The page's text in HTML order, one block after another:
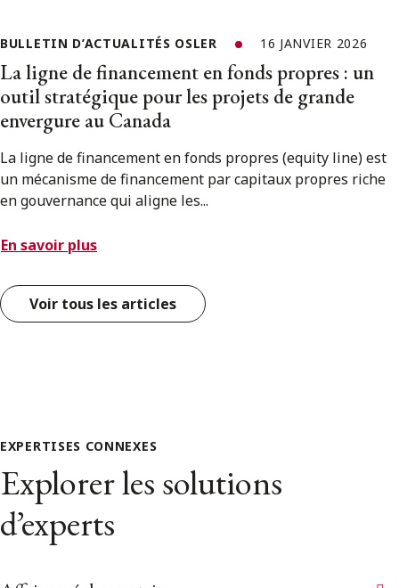
BULLETIN D’ACTUALITÉS OSLER 16 JANVIER 2026
La ligne de financement en fonds propres : un
outil stratégique pour les projets de grande
envergure au Canada
La ligne de financement en fonds propres (equity line) est
un mécanisme de financement par capitaux propres riche
en gouvernance qui aligne les...
En savoir plus
Voir tous les articles
EXPERTISES CONNEXES
Explorer les solutions
d’experts